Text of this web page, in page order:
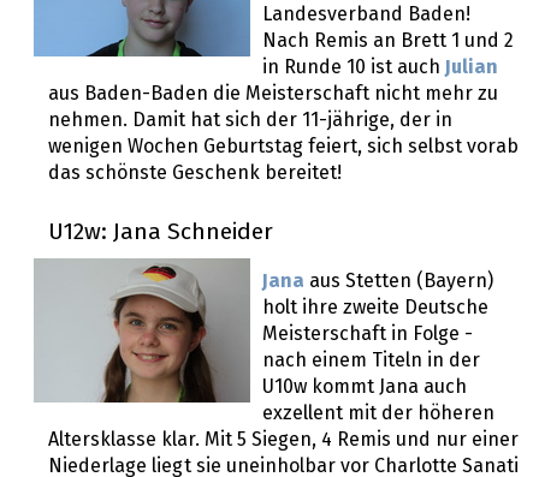
Landesverband Baden!
Nach Remis an Brett 1 und 2
in Runde 10 ist auch
Julian
aus Baden-Baden die Meisterschaft nicht mehr zu
nehmen. Damit hat sich der 11-jährige, der in
wenigen Wochen Geburtstag feiert, sich selbst vorab
das schönste Geschenk bereitet!
U12w: Jana Schneider
Jana aus Stetten (Bayern)
holt ihre zweite Deutsche
Meisterschaft in Folge -
nach einem Titeln in der
U10w kommt Jana auch
exzellent mit der höheren
Altersklasse klar. Mit 5 Siegen, 4 Remis und nur einer
Niederlage liegt sie uneinholbar vor Charlotte Sanati